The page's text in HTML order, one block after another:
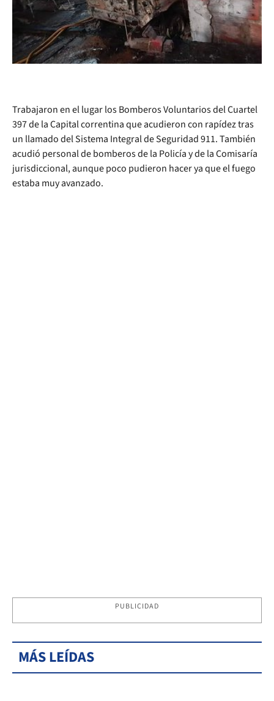
Trabajaron en el lugar los Bomberos Voluntarios del Cuartel
397 de la Capital correntina que acudieron con rapídez tras
un llamado del Sistema Integral de Seguridad 911. También
acudió personal de bomberos de la Policía y de la Comisaría
jurisdiccional, aunque poco pudieron hacer ya que el fuego
estaba muy avanzado.
PUBLICIDAD
MÁS LEÍDAS